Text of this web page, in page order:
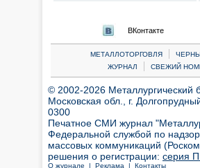
ВКонтакте
МЕТАЛЛОТОРГОВЛЯ |
ЖУРНАЛ
| СВЕЖИЙ
© 2002-2026
Московская обл., г.
0300
Печатное СМИ журнал
Федеральной службой по
массовых коммуникаций
решения о регистрации: серия
О журнале | Реклама | Контакты